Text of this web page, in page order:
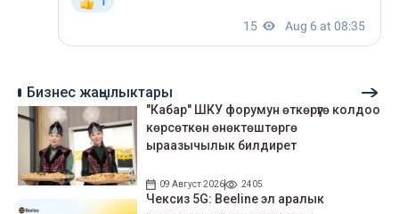
Бизнес жаңылыктары
"Кабар" ШКУ форумун өткөрүүгө колдоо
көрсөткөн өнөктөштөргө
ыраазычылык билдирет
09 Август 2026 2405
Чексиз 5G: Beeline эл аралык